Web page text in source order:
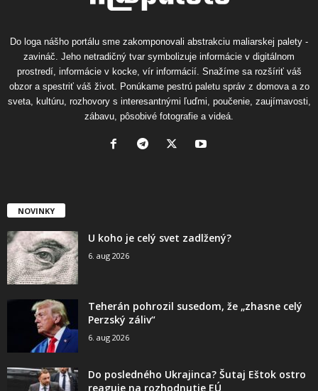
Do loga nášho portálu sme zakomponovali abstrakciu maliarskej palety -
zavináč. Jeho netradičný tvar symbolizuje informácie v digitálnom
prostredí, informácie v kocke, vír informácií. Snažíme sa rozšíriť váš
obzor a spestriť váš život. Ponúkame pestrú paletu správ z domova a zo
sveta, kultúru, rozhovory s interesantnými ľuďmi, poučenie, zaujímavosti,
zábavu, pôsobivé fotografie a videá.
NOVINKY
U koho je celý svet zadlžený?
6. aug 2026
Teherán pohrozil susedom, že „zhasne celý
Perzský záliv“
6. aug 2026
Do posledného Ukrajinca? Šutaj Eštok ostro
reaguje na rozhodnutie EÚ